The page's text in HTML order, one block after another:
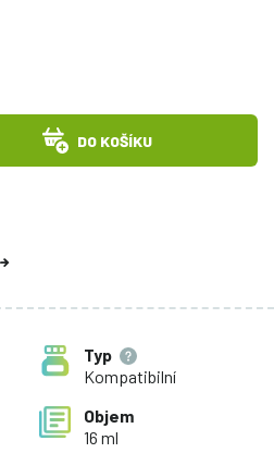
DO KOŠÍKU
Typ
Kompatibilní
Objem
16 ml